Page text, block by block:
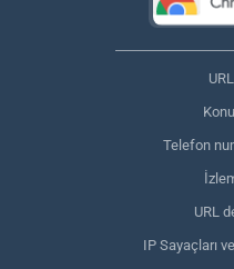
Telefon
URL
IP Sayaçları